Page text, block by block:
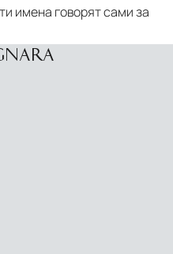
имена говорят сами за